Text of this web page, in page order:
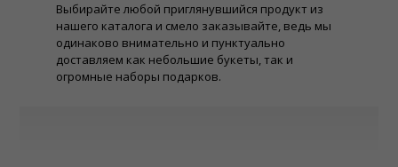
Выбирайте любой приглянувшийся продукт из
нашего каталога и смело заказывайте, ведь мы
одинаково внимательно и пунктуально
доставляем как небольшие букеты, так и
огромные наборы подарков.